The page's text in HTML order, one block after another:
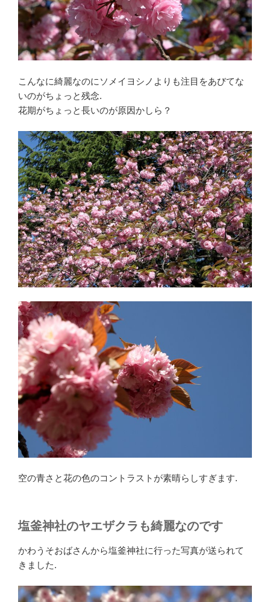
こんなに綺麗なのにソメイヨシノよりも注目をあびてな
いのがちょっと残念.
花期がちょっと長いのが原因かしら？
空の青さと花の色のコントラストが素晴らしすぎます.
塩釜神社のヤエザクラも綺麗なのです
かわうそおばさんから塩釜神社に行った写真が送られて
きました.